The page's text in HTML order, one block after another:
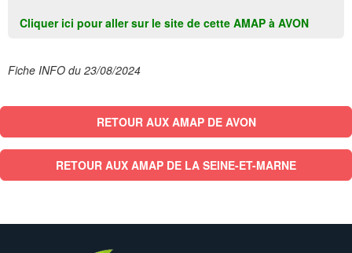
Cliquer ici pour aller sur le site de cette AMAP à AVON
Fiche INFO du 23/08/2024
RETOUR AUX AMAP DE AVON
RETOUR AUX AMAP DE LA SEINE-ET-MARNE